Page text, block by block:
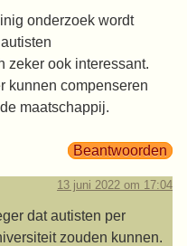
onderzoek wordt
zeker ook interessant.
kunnen compenseren
maatschappij.
Beantwoorden
13 juni 2022 om 17:04
dat autisten per
zouden kunnen.